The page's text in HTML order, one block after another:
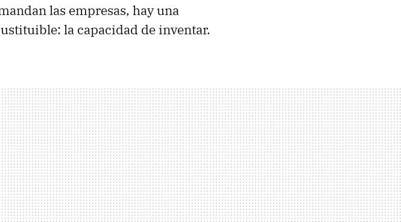
las empresas, hay una
la capacidad de inventar.